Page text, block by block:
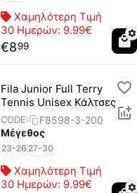
Χαμηλότερη Τιμή
30 Ημερών: 9.99€
€899
Fila Junior Full Terry
Tennis Unisex Κάλτσες
CODE:
F8598-3-200
Μέγεθος
23-26 27-30
Χαμηλότερη Τιμή
30 Ημερών: 9.99€